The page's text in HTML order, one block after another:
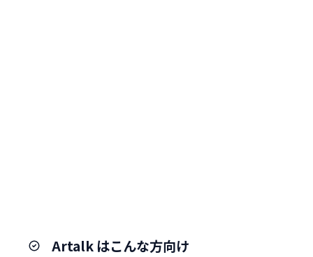
Artalk はこんな方向け